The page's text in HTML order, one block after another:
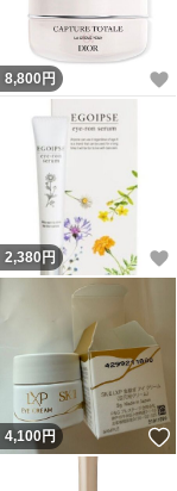
8,800 円
2,380円
4,100円